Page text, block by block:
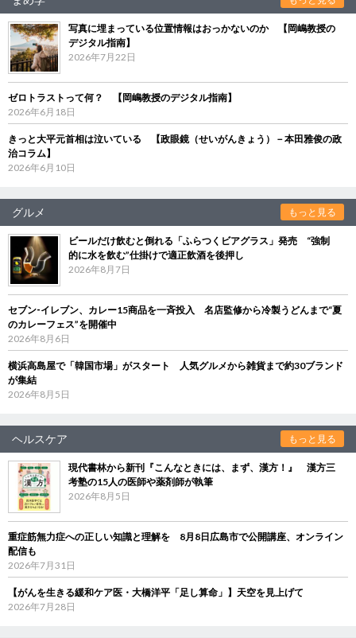
写真に埋まっている位置情報はおっかないのか 【岡嶋教授の
デジタル指南】
2026年7月22日
ゼロトラストって何？ 【岡嶋教授のデジタル指南】
2026年6月18日
きっと大平元首相は泣いている 【政眼鏡（せいがんきょう）－本田雅俊の政
治コラム】
2026年6月10日
グルメ もっと見る
ビールだけ飲むと倒れる「ふらつくビアグラス」発売 “強制
的に水を飲む”仕掛けで適正飲酒を後押し
2026年8月7日
セブン‐イレブン、カレー15商品を一斉投入 名店監修から冷製うどんまで“夏
のカレーフェス”を開催中
2026年8月6日
横浜高島屋で「韓国市場」がスタート 人気グルメから雑貨まで約30ブランド
が集結
2026年8月5日
ヘルスケア もっと見る
現代書林から新刊『こんなときには、まず、漢方！』 漢方三
考塾の15人の医師や薬剤師が執筆
2026年8月5日
重症筋無力症への正しい知識と理解を 8月8日広島市で公開講座、オンライン
配信も
2026年7月31日
【がんを生きる緩和ケア医・大橋洋平「足し算命」】天空を見上げて
2026年7月28日